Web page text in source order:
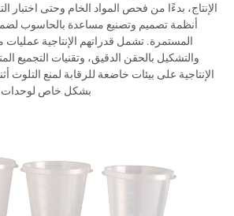
الإنتاج، بدءًا من فحص المواد الخام وحتى اختبار
أنظمة تصميم وتصنيع مساعدة بالحاسوب
المستمرة. تشمل قدراتهم الإنتاجية
والتشكيل بالحقن الدقيق، وتقنيات التجميع
الإنتاجية على بيئات خاضعة للرقابة لمنع التلوث
بشكل خاص لوحدات